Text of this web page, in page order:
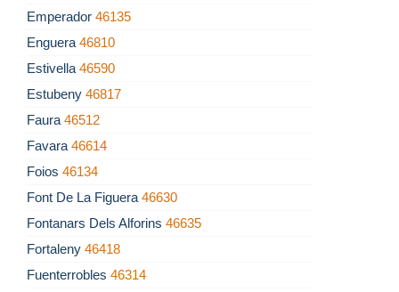
Emperador 46135
Enguera 46810
Estivella 46590
Estubeny 46817
Faura 46512
Favara 46614
Foios 46134
Font De La Figuera 46630
Fontanars Dels Alforins 46635
Fortaleny 46418
Fuenterrobles 46314